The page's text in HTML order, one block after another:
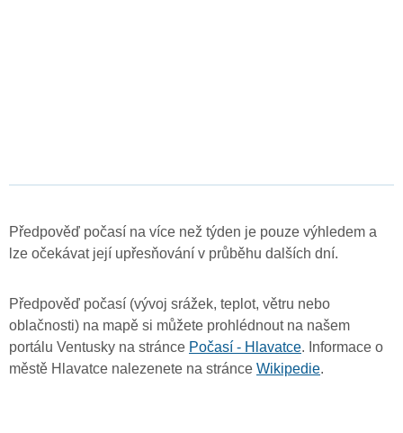
Předpověď počasí na více než týden je pouze výhledem a
lze očekávat její upřesňování v průběhu dalších dní.
Předpověď počasí (vývoj srážek, teplot, větru nebo
oblačnosti) na mapě si můžete prohlédnout na našem
portálu Ventusky na stránce Počasí - Hlavatce. Informace o
městě Hlavatce nalezenete na stránce Wikipedie.